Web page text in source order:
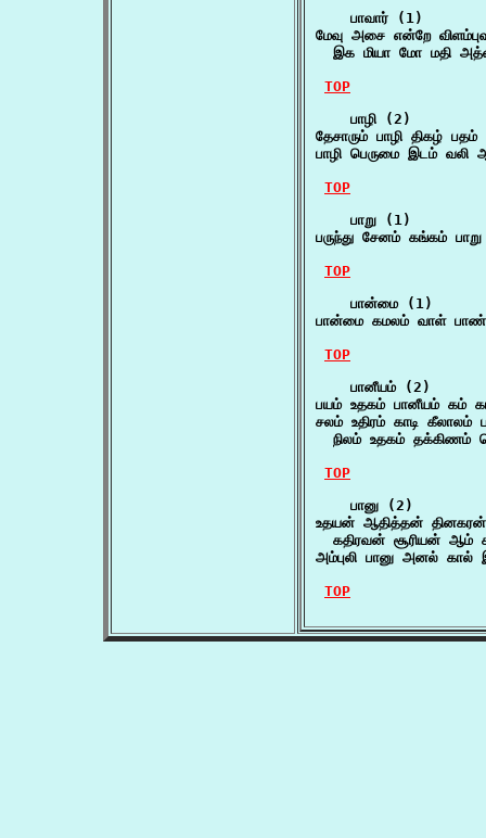
    பாவார் (1)
மேவு அசை என்றே
இக மியா மோ மதி
TOP
    பாழி (2)
தேசாரும் பாழி திகழ்
பாழி பெருமை இடம்
TOP
    பாறு (1)
பருந்து சேனம் கங்கம்
TOP
    பான்மை (1)
பான்மை கமலம் வாள்
TOP
    பானீயம் (2)
பயம் உதகம் பானீயம் கம்
சலம் உதிரம் காடி கீலாலம்
நிலம் உதகம் தக்கிணம்
TOP
    பானு (2)
உதயன் ஆதித்தன் தினகரன்
கதிரவன் சூரியன்
அம்புலி பானு அனல்
TOP